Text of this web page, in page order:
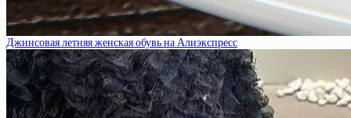
Джинсовая летняя женская обувь на Алиэкспресс